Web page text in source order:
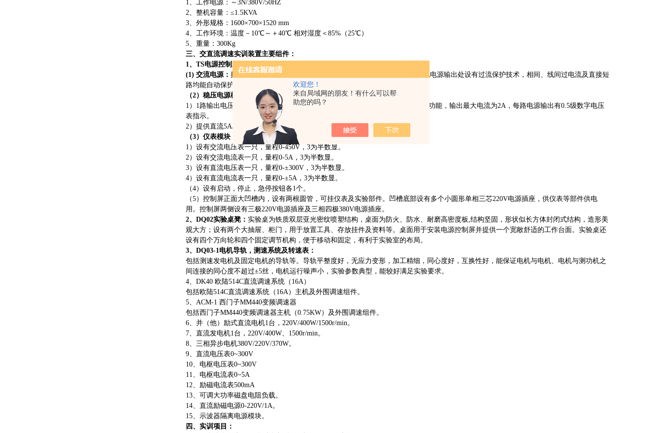
欢迎您！
来自局域网的朋友！有什么可以帮
助您的吗？
1、工作电源：～3N/380V/50HZ
2、整机容量：≤1.5KVA
3、外形规格：1600×700×1520 mm
4、工作环境：温度－10℃～＋40℃ 相对湿度＜85%（25℃）
5、重量：300Kg
三、 交直流调速实训装置主要组件：
1、TS电源控制屏：
(1) 交流电源： 提供三相380V交流电源，同时可得到单相0～250V可调电源。交流电源输出处设有过流保护技术，相间、线间过电流及直接短
路均能自动保护。配有1只指针式交流电压表，通过切换开关指示三相电网电压。
（2）稳压电源模块：
1）1路输出电压均为0～30V，由多圈电位器连续调节，具有预设式过流过载保护功能，输出最大电流为2A，每路电源输出有0.5级数字电压
表指示。
2）提供直流5A/24V开关稳压电源1路，为步进电机及驱动系统供电。
（3）仪表模块：
1）设有交流电压表一只，量程0-450V，3为半数显。
2）设有交流电流表一只，量程0-5A，3为半数显。
3）设有直流电压表一只，量程0-±300V，3为半数显。
4）设有直流电流表一只，量程0-±5A，3为半数显。
（4）设有启动，停止，急停按钮各1个。
（5）控制屏正面大凹槽内，设有两根圆管，可挂仪表及实验部件。凹槽底部设有多个小圆形单相三芯220V电源插座，供仪表等部件供电
用。控制屏两侧设有三极220V电源插座及三相四极380V电源插座。
2、DQ02实验桌凳： 实验桌为铁质双层亚光密纹喷塑结构，桌面为防火、防水、耐磨高密度板 ,结构坚固，形状似长方体封闭式结构，造形美
观大方；设有两个大抽屉、柜门，用于放置工具、存放挂件及资料等。桌面用于安装电源控制屏并提供一个宽敞舒适的工作台面。实验桌还
设有四个万向轮和四个固定调节机构，便于移动和固定，有利于实验室的布局。
3、DQ03-1电机导轨，测速系统及转速表：
包括测速发电机及固定电机的导轨等。导轨平整度好，无应力变形，加工精细，同心度好，互换性好，能保证电机与电机、电机与测功机之
间连接的同心度不超过±5丝，电机运行噪声小，实验参数典型，能较好满足实验要求。
4、DK40 欧陆514C直流调速系统（16A）
包括欧陆514C直流调速系统（16A）主机及外围调速组件。
5、ACM-1 西门子MM440变频调速器
包括西门子MM440变频调速器主机（0.75KW）及外围调速组件。
6、并（他）励式直流电机1台，220V/400W/1500r/min。
7、直流发电机1台，220V/400W、1500r/min。
8、三相异步电机380V/220V/370W。
9、直流电压表0~300V
10、电枢电压表0~300V
11、电枢电流表0~5A
12、励磁电流表500mA
13、可调大功率磁盘电阻负载。
14、直流励磁电源0-220V/1A。
15、示波器隔离电源模块。
四、实训项目：